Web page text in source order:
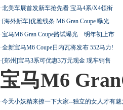
·北美车展首发新车抢先看 宝马4系/X4领衔
·[海外新车]优雅线条 M6 Gran Coupe 曝光
·宝马M6 Gran Coupe路试曝光 明年初上市
·全新宝马M6 Coupe日内瓦将发布 552马力!
·[郑州]宝马3系可优惠3万元现金 现车销售
宝马M6
·今天小妖精来撩一下大家--独立的女人才有魅